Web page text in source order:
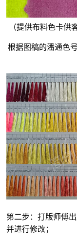
（提供布料色卡供
根据图稿的潘通色
第二步：打版师傅
并进行修改；